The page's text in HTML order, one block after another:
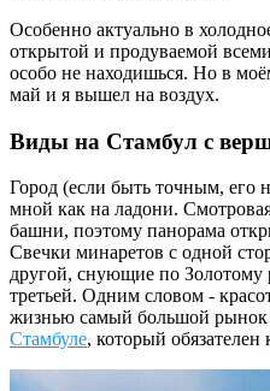
Особенно актуально в
открытой и продуваемой
особо не находишься. Но в
май и я вышел на воздух.
Виды на Стамбул с
Город (если быть точным, его
мной как на ладони.
башни, поэтому панорама
Свечки минаретов с одной
другой, снующие по Золотому
третьей. Одним словом -
жизнью самый большой
Стамбуле, который